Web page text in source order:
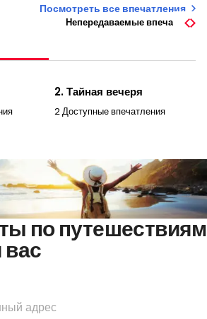
Посмотреть все впечатления
Непередаваемые впечатления
2. Тайная вечеря
2 Доступные впечатления
по путешествиям
вас
получать свою еженедельную